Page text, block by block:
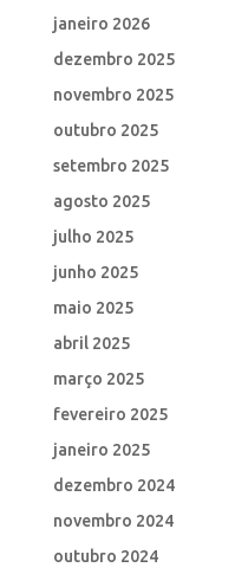
janeiro 2026
dezembro 2025
novembro 2025
outubro 2025
setembro 2025
agosto 2025
julho 2025
junho 2025
maio 2025
abril 2025
março 2025
fevereiro 2025
janeiro 2025
dezembro 2024
novembro 2024
outubro 2024